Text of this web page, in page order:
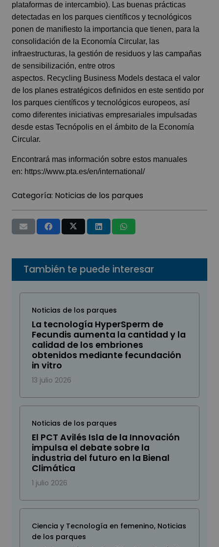
plataformas de intercambio). Las buenas prácticas
detectadas en los parques científicos y tecnológicos
ponen de manifiesto la importancia que tienen, para la
consolidación de la Economía Circular, las
infraestructuras, la gestión de residuos y las campañas
de sensibilización, entre otros
aspectos. Recycling Business Models destaca el valor
de los planes estratégicos definidos en este sentido por
los parques científicos y tecnológicos europeos, así
como diferentes iniciativas empresariales impulsadas
desde estas Tecnópolis en el ámbito de la Economía
Circular.
Encontrará mas información sobre estos manuales
en: https://www.pta.es/en/international/
Categoría: Noticias de los parques
También te puede interesar
Noticias de los parques
La tecnología HyperSperm de
Fecundis aumenta la cantidad y la
calidad de los embriones
obtenidos mediante fecundación
in vitro
13 julio 2026
Noticias de los parques
El PCT Avilés Isla de la Innovación
impulsa el debate sobre la
industria del futuro en la Bienal
Climática
1 julio 2026
Ciencia y Tecnología en femenino, Noticias
de los parques